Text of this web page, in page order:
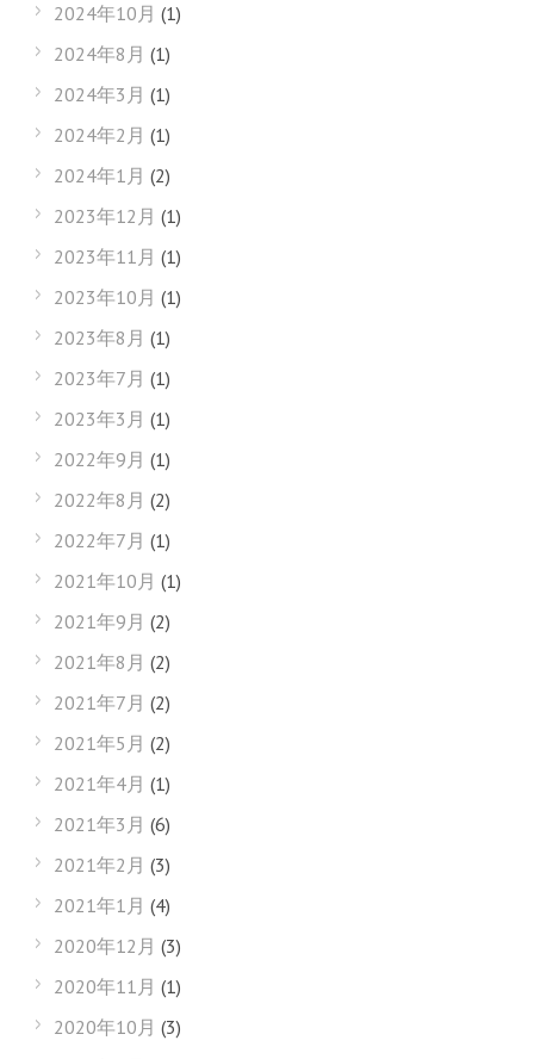
2024年10月 (1)
2024年8月 (1)
2024年3月 (1)
2024年2月 (1)
2024年1月 (2)
2023年12月 (1)
2023年11月 (1)
2023年10月 (1)
2023年8月 (1)
2023年7月 (1)
2023年3月 (1)
2022年9月 (1)
2022年8月 (2)
2022年7月 (1)
2021年10月 (1)
2021年9月 (2)
2021年8月 (2)
2021年7月 (2)
2021年5月 (2)
2021年4月 (1)
2021年3月 (6)
2021年2月 (3)
2021年1月 (4)
2020年12月 (3)
2020年11月 (1)
2020年10月 (3)